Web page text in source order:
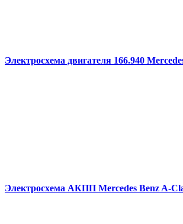
Электросхема двигателя 166.940
Электросхема АКПП Mercedes Benz A-